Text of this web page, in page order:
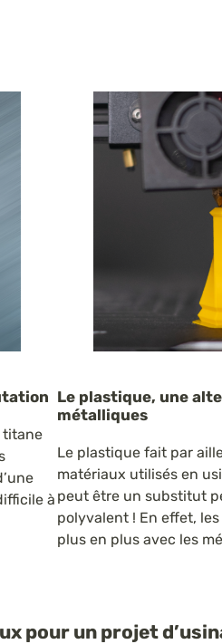
titane
à
Le plastique, une
métalliques
Le plastique fait par
matériaux utilisés en
peut être un substitut
polyvalent ! En effet,
plus en plus avec les
pour un projet